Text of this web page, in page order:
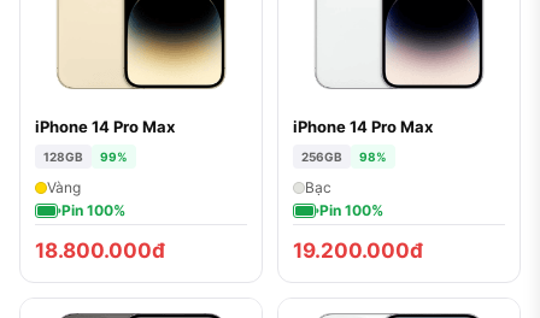
iPhone 14 Pro Max
128GB 99%
Vàng
Pin 100%
18.800.000đ
iPhone 14 Pro Max
256GB 98%
Bạc
Pin 100%
19.200.000đ